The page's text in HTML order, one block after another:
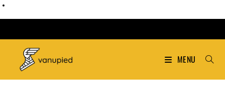
MENU